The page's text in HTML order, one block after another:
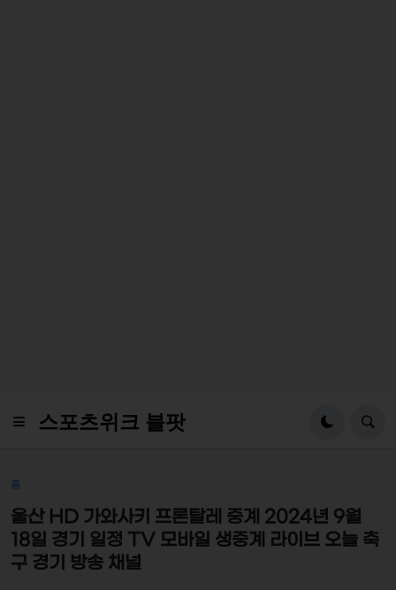
스포츠위크 블팟
홈
울산 HD 가와사키 프론탈레 중계 2024년 9월
18일 경기 일정 TV 모바일 생중계 라이브 오늘 축
구 경기 방송 채널